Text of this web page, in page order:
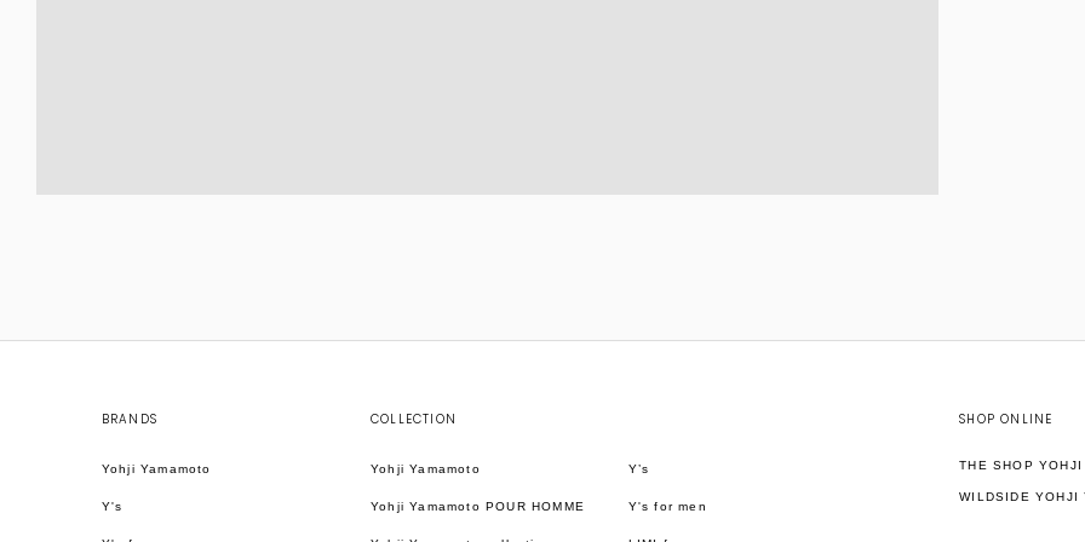
BRANDS
Yohji Yamamoto
Y's
COLLECTION
Yohji Yamamoto
Yohji Yamamoto POUR HOMME
Y’s
Y's for men
SHOP ONLINE
THE SHOP YOHJI
WILDSIDE YOHJI